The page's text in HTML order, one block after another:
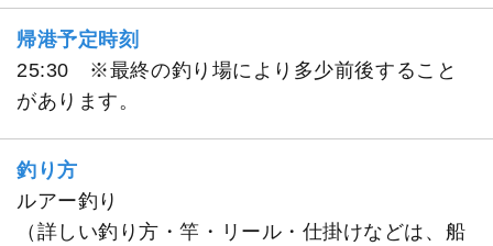
帰港予定時刻
25:30 ※最終の釣り場により多少前後すること
があります。
釣り方
ルアー釣り
（詳しい釣り方・竿・リール・仕掛けなどは、船